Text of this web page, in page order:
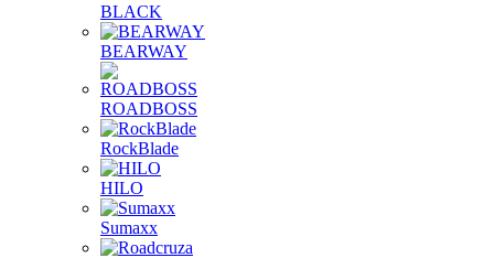
BLACK
BEARWAY
ROADBOSS
RockBlade
HILO
Sumaxx